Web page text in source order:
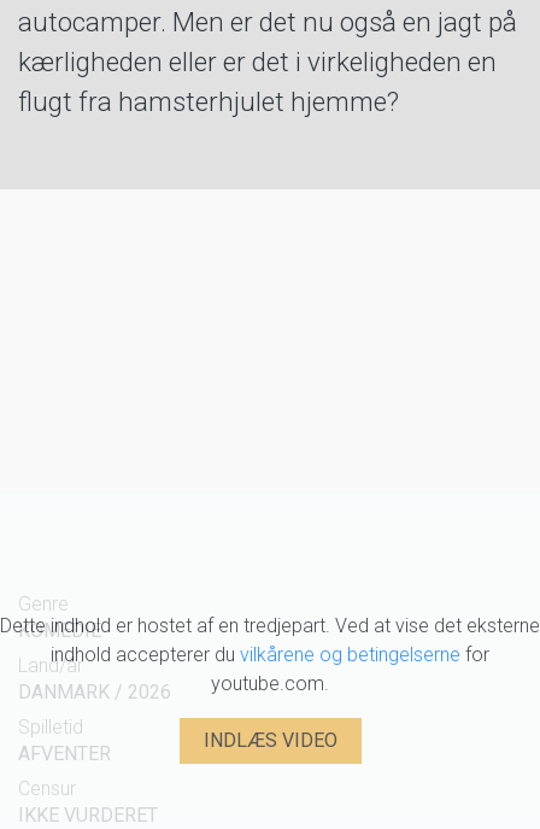
autocamper. Men er det nu også en jagt på
kærligheden eller er det i virkeligheden en
flugt fra hamsterhjulet hjemme?
Dette indhold er hostet af en tredjepart. Ved at vise det eksterne
indhold accepterer du vilkårene og betingelserne for
youtube.com.
INDLÆS VIDEO
Genre
KOMEDIE
Land/år
DANMARK / 2026
Spilletid
AFVENTER
Censur
IKKE VURDERET